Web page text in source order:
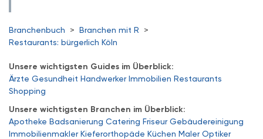
Branchenbuch > Branchen mit R
>
Restaurants: bürgerlich Köln
Unsere wichtigsten Guides im Überblick:
Ärzte Gesundheit Handwerker Immobilien Restaurants
Shopping
Unsere wichtigsten Branchen im Überblick:
Apotheke Badsanierung Catering Friseur Gebäudereinigung
Immobilienmakler Kieferorthopäde Küchen Maler Optiker